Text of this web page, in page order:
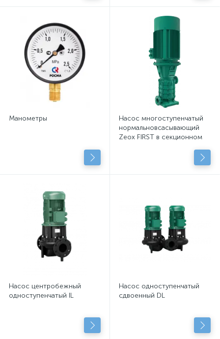
Манометры
Насос многоступенчатый
нормальновсасывающий
Zeox FIRST в секционном
Насос центробежный
одноступенчатый IL
Насос одноступенчатый
сдвоенный DL